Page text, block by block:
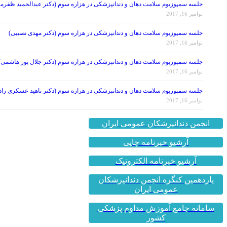
جلسه سمپوزیوم سلامت دهان و دندانپزشکی در هزاره سوم (دکتر عبدالحمید
نوامبر 16, 2017
جلسه سمپوزیوم سلامت دهان و دندانپزشکی در هزاره سوم (دکتر مهدی نصیبی)
نوامبر 16, 2017
جلسه سمپوزیوم سلامت دهان و دندانپزشکی در هزاره سوم (دکتر جلال پور
نوامبر 16, 2017
جلسه سمپوزیوم سلامت دهان و دندانپزشکی در هزاره سوم (دکتر ناهید عسکری
نوامبر 16, 2017
انجمن دندانپزشکان عمومی ایران
آرشیو خبرنامه چاپی
آرشیو خبرنامه الکترونیک
یازدهمین کنگره انجمن دندانپزشکان
عمومی ایران
سامانه جامع آموزش مداوم پزشکی
کشور